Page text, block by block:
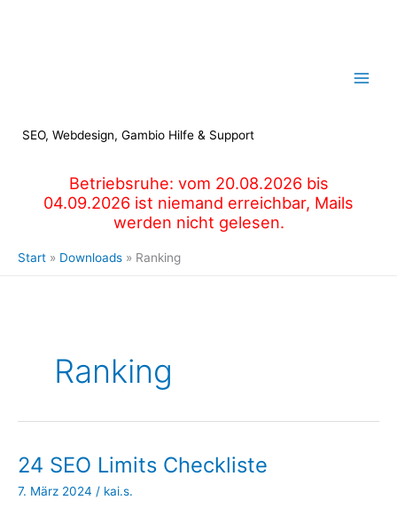
SEO, Webdesign, Gambio Hilfe & Support
Betriebsruhe: vom 20.08.2026 bis
04.09.2026 ist niemand erreichbar, Mails
werden nicht gelesen.
Start Downloads Ranking
Ranking
24 SEO Limits Checkliste
7. März 2024 / kai.s.